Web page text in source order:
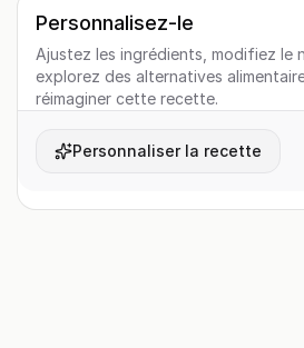
Personnalisez-le
Ajustez les ingrédients, modifiez le
explorez des alternatives
réimaginer cette recette.
Personnaliser la recette